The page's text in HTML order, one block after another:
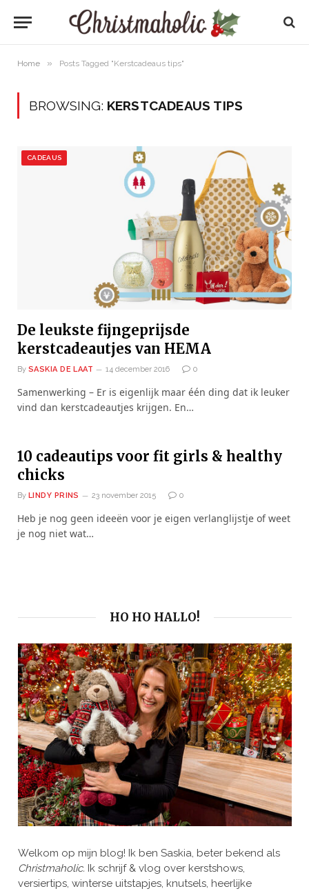
Home » Posts Tagged "Kerstcadeaus tips"
BROWSING: KERSTCADEAUS TIPS
CADEAUS
De leukste fijngeprijsde
kerstcadeautjes van HEMA
By SASKIA DE LAAT 14 december 2016 0
Samenwerking – Er is eigenlijk maar één ding dat ik leuker
vind dan kerstcadeautjes krijgen. En…
10 cadeautips voor fit girls & healthy
chicks
By LINDY PRINS 23 november 2015 0
Heb je nog geen ideeën voor je eigen verlanglijstje of weet
je nog niet wat…
HO HO HALLO!
Welkom op mijn blog! Ik ben Saskia, beter bekend als
Christmaholic. Ik schrijf & vlog over kerstshows,
versiertips, winterse uitstapjes, knutsels, heerlijke